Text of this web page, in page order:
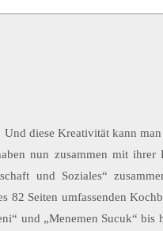
diese Kreativität kann
nun zusammen mit
und Soziales“
82 Seiten umfassenden
und „Menemen Sucuk“